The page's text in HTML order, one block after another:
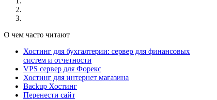
О чем часто читают
Хостинг для бухгалтерии: сервер для финансовых
систем и отчетности
VPS сервер для Форекс
Хостинг для интернет магазина
Backup Хостинг
Перенести сайт